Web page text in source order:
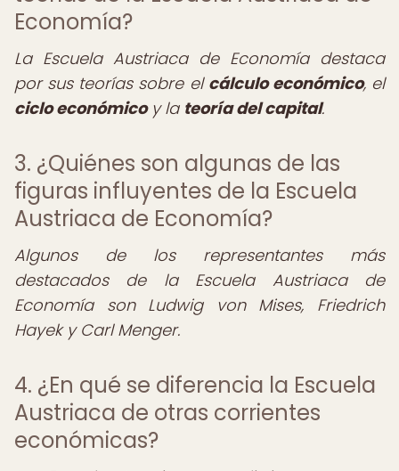
Economía?
La Escuela Austriaca de Economía destaca
por sus teorías sobre el cálculo económico, el
ciclo económicoy la teoría del capital.
3. ¿Quiénes son algunas de las
figuras influyentes de la Escuela
Austriaca de Economía?
Algunos de los representantes más
destacados de la Escuela Austriaca de
Economía son Ludwig von Mises, Friedrich
Hayek y Carl Menger.
4. ¿En qué se diferencia la Escuela
Austriaca de otras corrientes
económicas?